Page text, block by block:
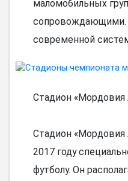
маломобильных
сопровождающими.
современной
Стадион «Мордовия
Стадион «Мордовия
2017 году
футболу. Он